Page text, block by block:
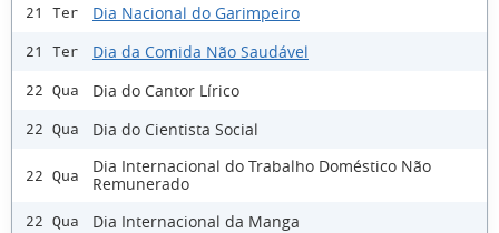
21 Ter Dia Nacional do Garimpeiro
21 Ter Dia da Comida Não Saudável
22 Qua Dia do Cantor Lírico
22 Qua Dia do Cientista Social
22 Qua
Dia Internacional do Trabalho Doméstico Não
Remunerado
22 Qua Dia Internacional da Manga